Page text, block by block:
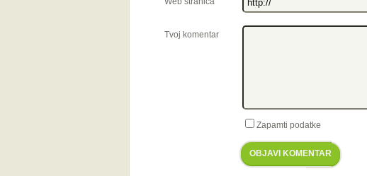
Tvoj komentar
Zapamti podatke
OBJAVI KOMENTAR